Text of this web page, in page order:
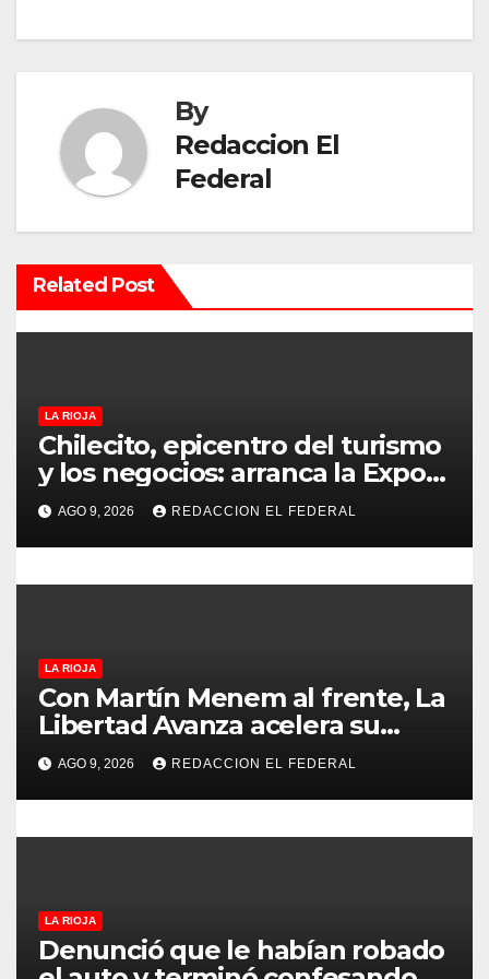
c
ó
n
d
e
n
t
r
a
a
s
By
Redaccion El
Federal
Related Post
LA RIOJA
Chilecito, epicentro del turismo
y los negocios: arranca la Expo
que promete revolucionar la
economía regional en un
evento sin precedentes en La
Rioja
AGO 9, 2026 REDACCION EL FEDERAL
LA RIOJA
Con Martín Menem al frente, La
Libertad Avanza acelera su
despliegue en La Rioja y
desembarcó en Aimogasta
AGO 9, 2026 REDACCION EL FEDERAL
LA RIOJA
Denunció que le habían robado